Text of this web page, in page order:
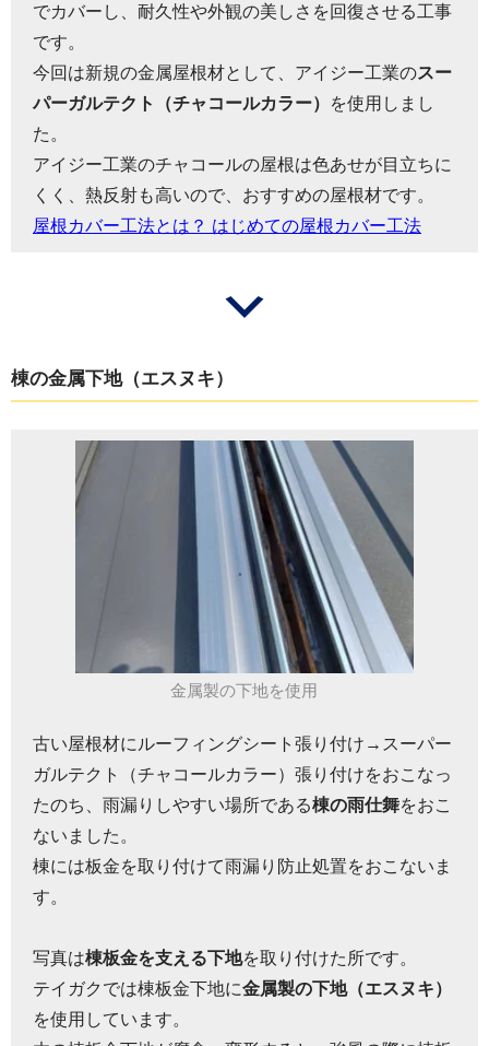
でカバーし、耐久性や外観の美しさを回復させる工事
です。
今回は新規の金属屋根材として、アイジー工業のスー
パーガルテクト（チャコールカラー）
を使用しまし
た。
アイジー工業のチャコールの屋根は色あせが目立ちに
くく、熱反射も高いので、おすすめの屋根材です。
屋根カバー工法とは？ はじめての屋根カバー工法
棟の金属下地（エスヌキ）
金属製の下地を使用
古い屋根材にルーフィングシート張り付け→スーパー
ガルテクト（チャコールカラー）張り付けをおこなっ
たのち、雨漏りしやすい場所である棟の雨仕舞をおこ
ないました。
棟には板金を取り付けて雨漏り防止処置をおこないま
す。
写真は棟板金を支える下地を取り付けた所です。
テイガクでは棟板金下地に金属製の下地（エスヌキ）
を使用しています。